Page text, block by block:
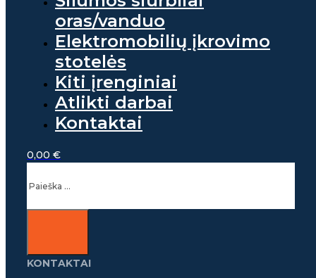
oras/vanduo
Elektromobilių įkrovimo
stotelės
Kiti įrenginiai
Atlikti darbai
Kontaktai
0,00 €
KONTAKTAI